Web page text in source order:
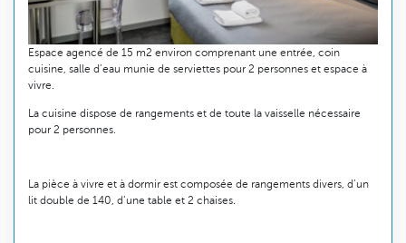
Espace agencé de 15 m2 environ comprenant une entrée, coin
cuisine, salle d’eau munie de serviettes pour 2 personnes et espace à
vivre.
La cuisine dispose de rangements et de toute la vaisselle nécessaire
pour 2 personnes.
La pièce à vivre et à dormir est composée de rangements divers, d’un
lit double de 140, d’une table et 2 chaises.